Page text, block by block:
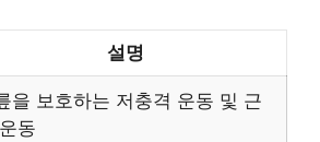
설명
을 보호하는 저충격 운동 및 근
동